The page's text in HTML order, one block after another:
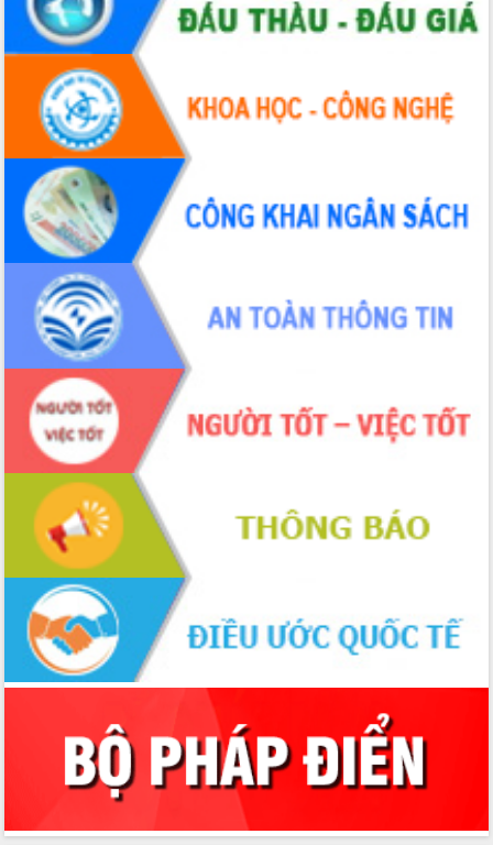
Tập huấn ứng dụng trí tuệ nhân tạo (AI)
trong thương mại điện tử năm 2026
Đoàn đại biểu Quốc hội tỉnh Đắk Lắk
trao đổi thông tin trước Kỳ họp thứ
nhất, Quốc hội khóa XVI
Quyết liệt cải cách hành chính, khơi
thông nguồn lực phát triển
Nâng cao hiệu lực, hiệu quả HĐND
tỉnh thông qua hiện đại hóa hành chính
Xã Ea Phê gắn cải cách hành chính với
chuyển đổi số
Phó Chủ tịch Thường trực UBND tỉnh
Hồ Thị Nguyên Thảo làm việc tại Trung
tâm Phục vụ hành chính công xã Ea
Xây dựng nền hành chính số đồng
hành cùng nông dân dân, doanh nghiệp
Giai đoạn 2026-2030, Đắk Lắk phấn
đấu có 77% xã đạt chuẩn nông thôn
mới
Chuyển đổi số 'mở đường' cho nông
nghiệp Đắk Lắk tăng trưởng bứt phá
Triển khai đồng bộ đo đạc, lập hồ sơ
địa chính, hoàn thiện cơ sở dữ liệu đất
đai
Ứng dụng sinh trắc học - Bước tiến
trong hành trình chuyển đổi số tại Đắk
Lắk
Đắk Lắk nâng cao hiệu quả công tác
Đắk Lắk đẩy mạnh nuôi biển công
nghệ, hướng tới phát triển thủy sản
bền vững
chuyển đổi số cho cán bộ, công chức